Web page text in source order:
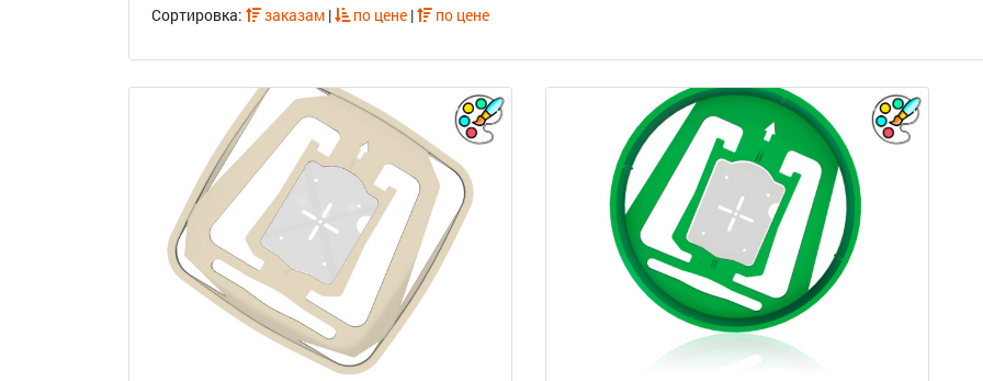
Сортировка: заказам | по цене | по цене